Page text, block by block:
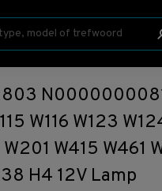
W116 W123
W201 W415 W461
H4 12V Lamp